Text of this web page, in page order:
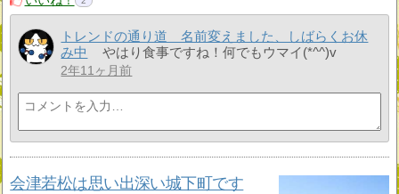
トレンドの通り道 名前変えました、しばらくお休
み中
やはり食事ですね！何でもウマイ(*^^)v
2年11ヶ月前
会津若松は思い出深い城下町です